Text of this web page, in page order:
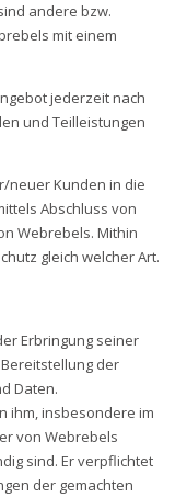
andere bzw.
mit einem
jederzeit nach
und Teilleistungen
neuer Kunden in die
Abschluss von
Webrebels. Mithin
gleich welcher Art.
Erbringung seiner
der
Daten.
ihm, insbesondere im
von Webrebels
sind. Er verpflichtet
der gemachten